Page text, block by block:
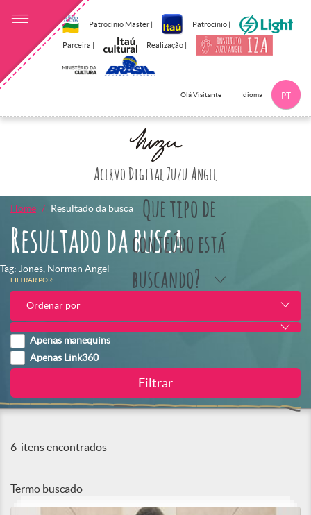
Patrocínio Master | Patrocínio |
Parceira | Realização |
Olá Visitante Idioma PT
Acervo Digital Zuzu Angel
Que tipo de
conteúdo está
buscando?
Home Resultado da busca
Resultado da busca
Tag: Jones, Norman Angel
FILTRAR POR:
Ordenar por
Apenas manequins
Apenas Link360
6 itens encontrados
Termo buscado